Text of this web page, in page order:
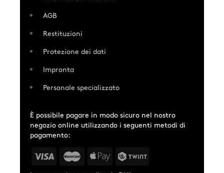
AGB
Restituzioni
Protezione dei dati
Impronta
Personale specializzato
È possibile pagare in modo sicuro nel nostro
negozio online utilizzando i seguenti metodi di
pagamento: